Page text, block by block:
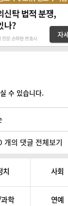
수 있습니다.
개의 댓글 전체보기
치 사회
학 연예